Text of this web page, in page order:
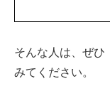
そんな人は、ぜひ
みてください。